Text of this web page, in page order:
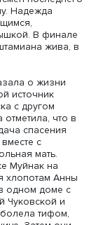
летом